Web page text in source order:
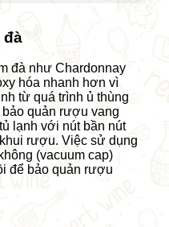
đà
đà như Chardonnay
hóa nhanh hơn vì
từ quá trình ủ thùng
quản rượu vang
lạnh với nút bần nút
rượu. Việc sử dụng
(vacuum cap)
để bảo quản rượu